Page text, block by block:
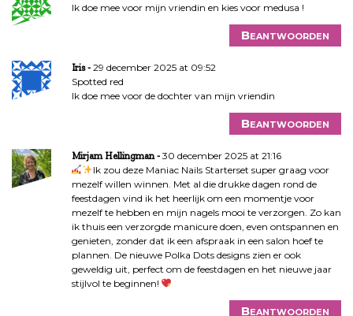
Ik doe mee voor mijn vriendin en kies voor medusa !
Beantwoorden
Iris
29 december 2025 at 09:52
Spotted red
Ik doe mee voor de dochter van mijn vriendin
Beantwoorden
Mirjam Hellingman
30 december 2025 at 21:16
Ik zou deze Maniac Nails Starterset super graag voor
mezelf willen winnen. Met al die drukke dagen rond de
feestdagen vind ik het heerlijk om een momentje voor
mezelf te hebben en mijn nagels mooi te verzorgen. Zo kan
ik thuis een verzorgde manicure doen, even ontspannen en
genieten, zonder dat ik een afspraak in een salon hoef te
plannen. De nieuwe Polka Dots designs zien er ook
geweldig uit, perfect om de feestdagen en het nieuwe jaar
stijlvol te beginnen!
Beantwoorden